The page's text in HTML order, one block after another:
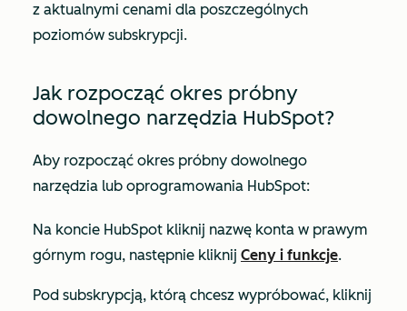
z aktualnymi cenami dla poszczególnych
poziomów subskrypcji.
Jak rozpocząć okres próbny
dowolnego narzędzia HubSpot?
Aby rozpocząć okres próbny dowolnego
narzędzia lub oprogramowania HubSpot:
Na koncie HubSpot kliknij nazwę konta w prawym
górnym rogu, następnie kliknij Ceny i funkcje.
Pod subskrypcją, którą chcesz wypróbować, kliknij